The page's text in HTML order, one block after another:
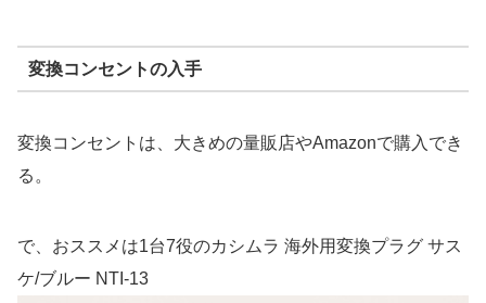
変換コンセントの入手
変換コンセントは、大きめの量販店やAmazonで購入でき
る。
で、おススメは1台7役のカシムラ 海外用変換プラグ サス
ケ/ブルー NTI-13